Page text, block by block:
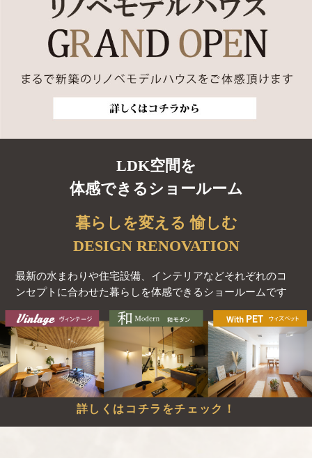
LDK空間を
体感できるショールーム
暮らしを変える 愉しむ
DESIGN RENOVATION
最新の水まわりや住宅設備、インテリアなどそれぞれのコ
ンセプトに合わせた暮らしを体感できるショールームです
詳しくはコチラをチェック！